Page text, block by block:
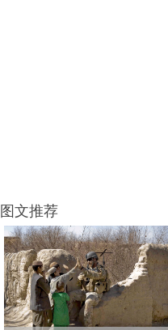
图文推荐